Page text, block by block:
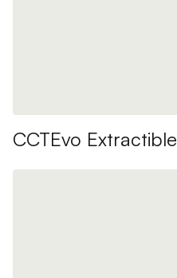
CCTEvo Extractible